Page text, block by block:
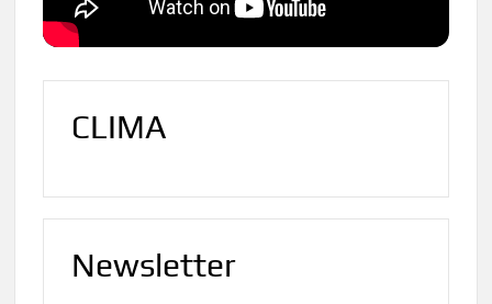
CLIMA
Newsletter